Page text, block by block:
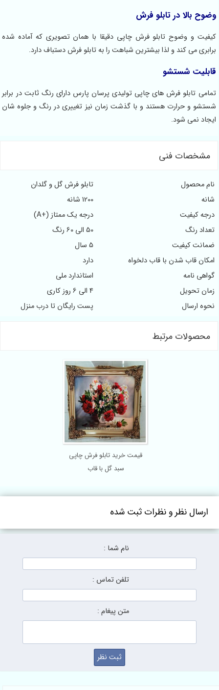
بالا در تابلو فرش
و وضوح تابلو فرش چاپی دقیقا با همان تصویری که آماده شده
می کند و لذا بیشترین شباهت را به تابلو فرش دستباف دارد.
شستشو
تابلو فرش های چاپی تولیدی پرسان پارس دارای رنگ ثابت در برابر
و حرارت هستند و با گذشت زمان نیز تغییری در رنگ و جلوه شان
نمی شود.
مشخصات فنی
محصول
تابلو فرش گل و گلدان
1200 شانه
کیفیت
درجه یک ممتاز (+A)
رنگ
کیفیت
قاب شدن با قاب دلخواه
دارد
نامه
استاندارد ملی
تحویل
ارسال
پست رایگان تا درب منزل
محصولات مرتبط
قیمت خرید تابلو فرش چاپی
سبد گل با قاب
ارسال نظر و نظرات ثبت شده
نام شما :
تلفن تماس :
متن پیغام :